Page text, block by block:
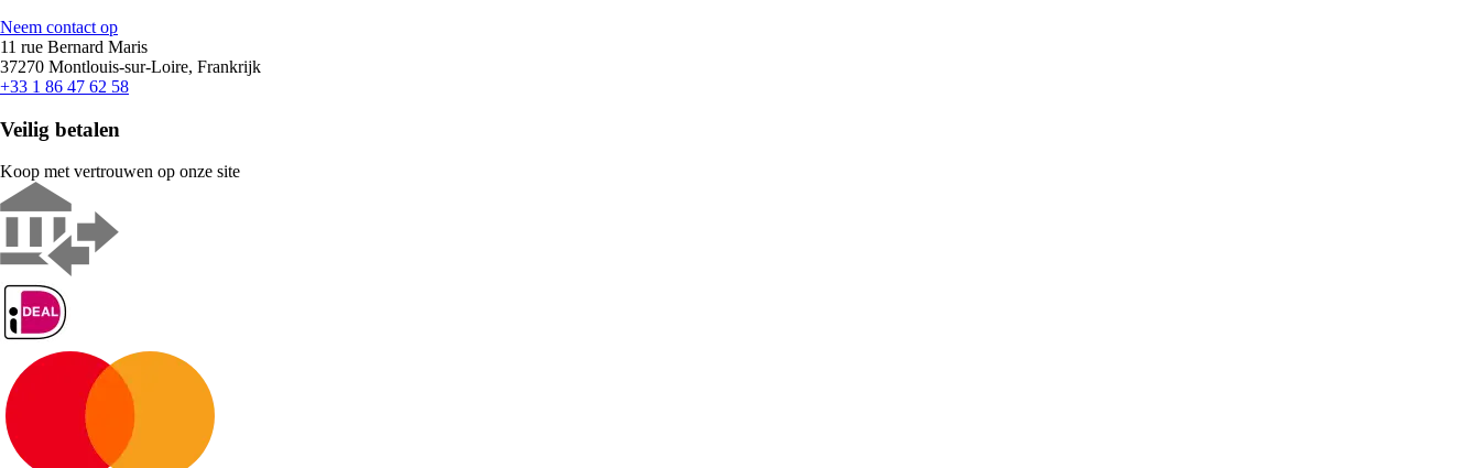
Neem contact op
11 rue Bernard Maris
37270 Montlouis-sur-Loire, Frankrijk
+33 1 86 47 62 58
Veilig betalen
Koop met vertrouwen op onze site